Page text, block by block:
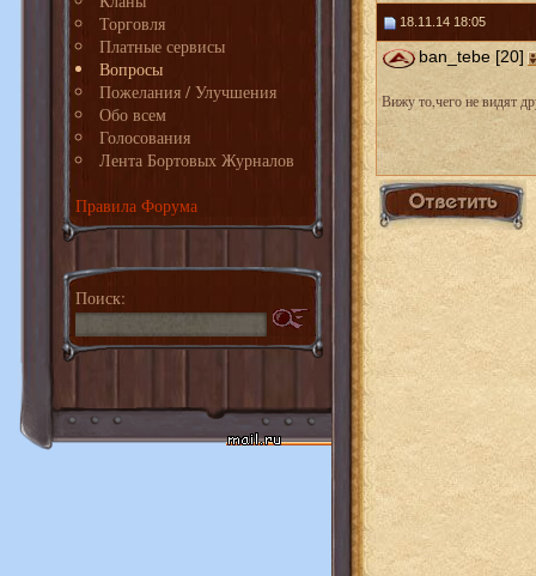
Торговля
Платные сервисы
Вопросы
Пожелания / Улучшения
Обо всем
Голосования
Лента Бортовых Журналов
Правила Форума
Поиск:
18.11.14 18:05
ban_tebe [20]
Вижу то,чего не видят